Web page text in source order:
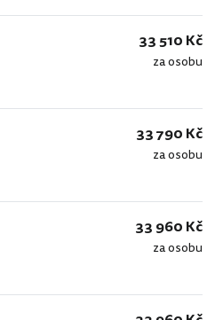
33 510 Kč
za osobu
33 790 Kč
za osobu
33 960 Kč
za osobu